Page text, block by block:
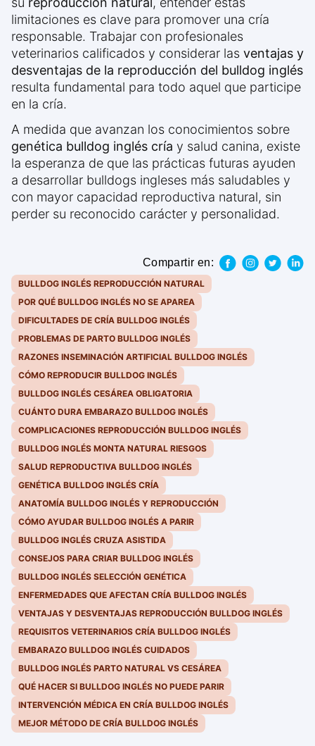
limitaciones es clave para promover una cría
responsable. Trabajar con profesionales
veterinarios calificados y considerar las ventajas y
desventajas de la reproducción del bulldog inglés
resulta fundamental para todo aquel que participe
en la cría.
A medida que avanzan los conocimientos sobre
genética bulldog inglés cría y salud canina, existe
la esperanza de que las prácticas futuras ayuden
a desarrollar bulldogs ingleses más saludables y
con mayor capacidad reproductiva natural, sin
perder su reconocido carácter y personalidad.
Compartir en:
BULLDOG INGLÉS REPRODUCCIÓN NATURAL
POR QUÉ BULLDOG INGLÉS NO SE APAREA
DIFICULTADES DE CRÍA BULLDOG INGLÉS
PROBLEMAS DE PARTO BULLDOG INGLÉS
RAZONES INSEMINACIÓN ARTIFICIAL BULLDOG INGLÉS
CÓMO REPRODUCIR BULLDOG INGLÉS
BULLDOG INGLÉS CESÁREA OBLIGATORIA
CUÁNTO DURA EMBARAZO BULLDOG INGLÉS
COMPLICACIONES REPRODUCCIÓN BULLDOG INGLÉS
BULLDOG INGLÉS MONTA NATURAL RIESGOS
SALUD REPRODUCTIVA BULLDOG INGLÉS
GENÉTICA BULLDOG INGLÉS CRÍA
ANATOMÍA BULLDOG INGLÉS Y REPRODUCCIÓN
CÓMO AYUDAR BULLDOG INGLÉS A PARIR
BULLDOG INGLÉS CRUZA ASISTIDA
CONSEJOS PARA CRIAR BULLDOG INGLÉS
BULLDOG INGLÉS SELECCIÓN GENÉTICA
ENFERMEDADES QUE AFECTAN CRÍA BULLDOG INGLÉS
VENTAJAS Y DESVENTAJAS REPRODUCCIÓN BULLDOG INGLÉS
REQUISITOS VETERINARIOS CRÍA BULLDOG INGLÉS
EMBARAZO BULLDOG INGLÉS CUIDADOS
BULLDOG INGLÉS PARTO NATURAL VS CESÁREA
QUÉ HACER SI BULLDOG INGLÉS NO PUEDE PARIR
INTERVENCIÓN MÉDICA EN CRÍA BULLDOG INGLÉS
MEJOR MÉTODO DE CRÍA BULLDOG INGLÉS